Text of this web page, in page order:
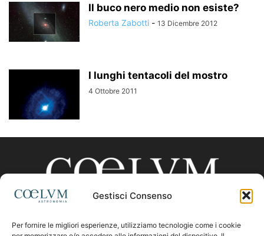
Gestisci Consenso
Per fornire le migliori esperienze, utilizziamo tecnologie come i cookie
Il buco nero medio non esiste?
Roberta Zabotti - 13 Dicembre 2012
I lunghi tentacoli del mostro
4 Ottobre 2011